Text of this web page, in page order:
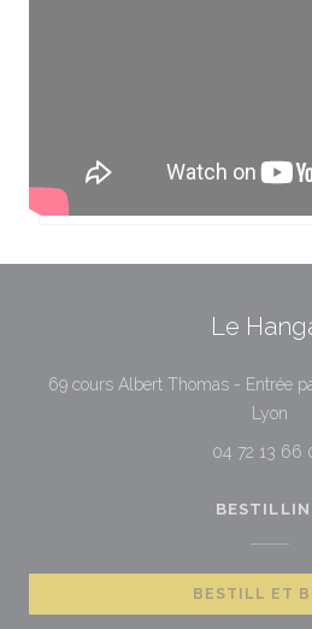
Le
69 cours Albert Thomas - Entrée
Lyon
04 72 13 66
BESTILL ET